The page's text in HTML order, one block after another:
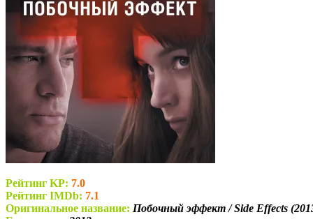
Рейтинг KP: 7.0
Рейтинг IMDb: 7.1
Оригинальное название: Побочный эффект / Side Effects